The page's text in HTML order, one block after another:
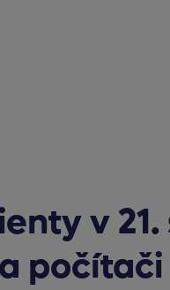
v
počítači